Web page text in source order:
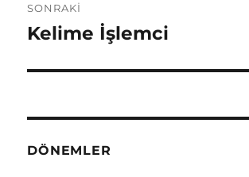
SONRAKI
Sonraki
Kelime İşlemci
DÖNEMLER